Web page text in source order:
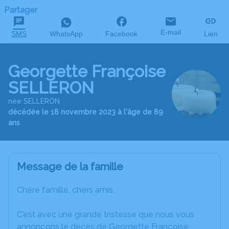
Partager
SMS WhatsApp Facebook E-mail Lien
Georgette Françoise
SELLERON
née SELLERON
décédée le 18 novembre 2023 à l'âge de 89
ans
Message de la famille
Chère famille, chers amis,
C’est avec une grande tristesse que nous vous
annonçons le décès de Georgette Françoise